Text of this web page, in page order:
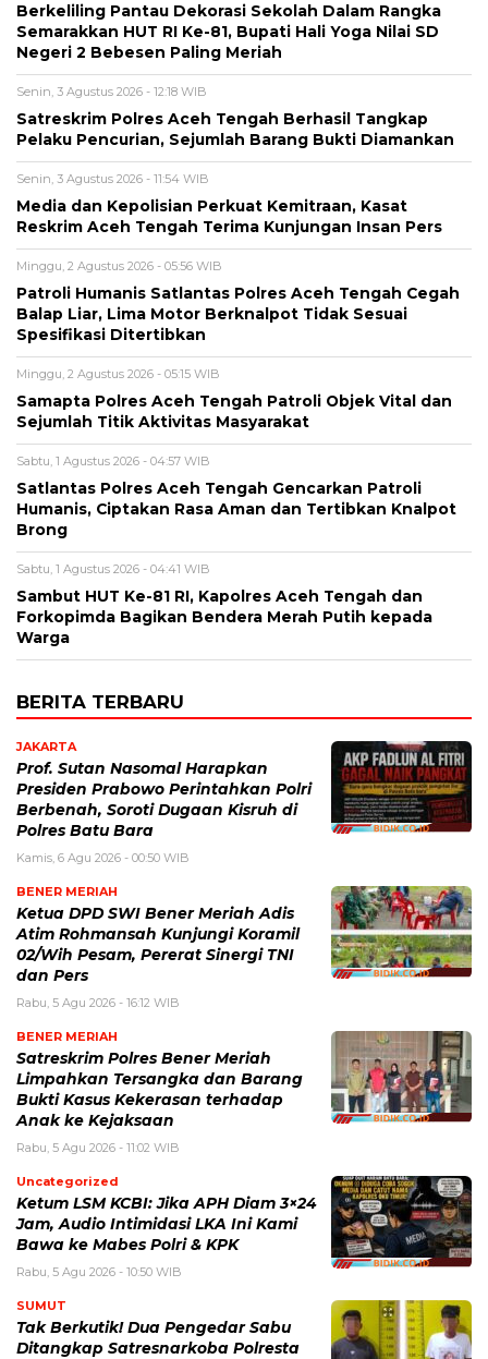
Berkeliling Pantau Dekorasi Sekolah Dalam Rangka
Semarakkan HUT RI Ke-81, Bupati Hali Yoga Nilai SD
Negeri 2 Bebesen Paling Meriah
Senin, 3 Agustus 2026 - 12:18 WIB
Satreskrim Polres Aceh Tengah Berhasil Tangkap
Pelaku Pencurian, Sejumlah Barang Bukti Diamankan
Senin, 3 Agustus 2026 - 11:54 WIB
Media dan Kepolisian Perkuat Kemitraan, Kasat
Reskrim Aceh Tengah Terima Kunjungan Insan Pers
Minggu, 2 Agustus 2026 - 05:56 WIB
Patroli Humanis Satlantas Polres Aceh Tengah Cegah
Balap Liar, Lima Motor Berknalpot Tidak Sesuai
Spesifikasi Ditertibkan
Minggu, 2 Agustus 2026 - 05:15 WIB
Samapta Polres Aceh Tengah Patroli Objek Vital dan
Sejumlah Titik Aktivitas Masyarakat
Sabtu, 1 Agustus 2026 - 04:57 WIB
Satlantas Polres Aceh Tengah Gencarkan Patroli
Humanis, Ciptakan Rasa Aman dan Tertibkan Knalpot
Brong
Sabtu, 1 Agustus 2026 - 04:41 WIB
Sambut HUT Ke-81 RI, Kapolres Aceh Tengah dan
Forkopimda Bagikan Bendera Merah Putih kepada
Warga
BERITA TERBARU
JAKARTA
Prof. Sutan Nasomal Harapkan
Presiden Prabowo Perintahkan Polri
Berbenah, Soroti Dugaan Kisruh di
Polres Batu Bara
Kamis, 6 Agu 2026 - 00:50 WIB
BENER MERIAH
Ketua DPD SWI Bener Meriah Adis
Atim Rohmansah Kunjungi Koramil
02/Wih Pesam, Pererat Sinergi TNI
dan Pers
Rabu, 5 Agu 2026 - 16:12 WIB
BENER MERIAH
Satreskrim Polres Bener Meriah
Limpahkan Tersangka dan Barang
Bukti Kasus Kekerasan terhadap
Anak ke Kejaksaan
Rabu, 5 Agu 2026 - 11:02 WIB
Uncategorized
Ketum LSM KCBI: Jika APH Diam 3×24
Jam, Audio Intimidasi LKA Ini Kami
Bawa ke Mabes Polri & KPK
Rabu, 5 Agu 2026 - 10:50 WIB
SUMUT
Tak Berkutik! Dua Pengedar Sabu
Ditangkap Satresnarkoba Polresta